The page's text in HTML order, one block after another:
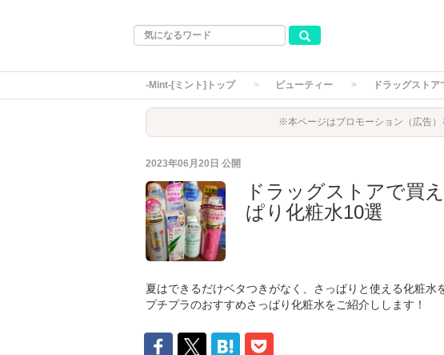
-Mint-[ミント]トップ ビューティー ドラッグスト
※本ページはプロモーション（広告）
2023年06月20日 公開
ドラッグストアで買
ぱり化粧水10選
夏はできるだけベタつきがなく、さっぱりと使える化粧
プチプラのおすすめさっぱり化粧水をご紹介しします！